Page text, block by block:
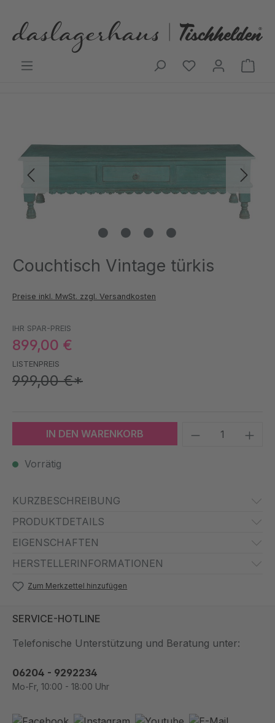
Couchtisch Vintage türkis
Preise inkl. MwSt. zzgl. Versandkosten
IHR SPAR-PREIS
899,00 €
LISTENPREIS
999,00 €*
IN DEN WARENKORB Produkt
Vorrätig
KURZBESCHREIBUNG
PRODUKTDETAILS
EIGENSCHAFTEN
HERSTELLERINFORMATIONEN
Zum Merkzettel hinzufügen
SERVICE-HOTLINE
Telefonische Unterstützung und Beratung unter:
06204 - 9292234
Mo-Fr, 10:00 - 18:00 Uhr